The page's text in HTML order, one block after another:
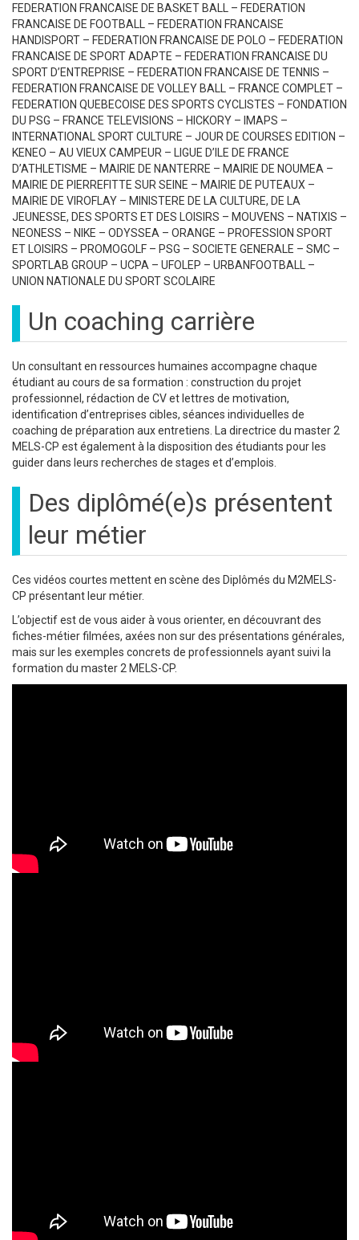
FEDERATION FRANCAISE DE BASKET BALL – FEDERATION
FRANCAISE DE FOOTBALL – FEDERATION FRANCAISE
HANDISPORT – FEDERATION FRANCAISE DE POLO – FEDERATION
FRANCAISE DE SPORT ADAPTE – FEDERATION FRANCAISE DU
SPORT D’ENTREPRISE – FEDERATION FRANCAISE DE TENNIS –
FEDERATION FRANCAISE DE VOLLEY BALL – FRANCE COMPLET –
FEDERATION QUEBECOISE DES SPORTS CYCLISTES – FONDATION
DU PSG – FRANCE TELEVISIONS – HICKORY – IMAPS –
INTERNATIONAL SPORT CULTURE – JOUR DE COURSES EDITION –
KENEO – AU VIEUX CAMPEUR – LIGUE D’ILE DE FRANCE
D’ATHLETISME – MAIRIE DE NANTERRE – MAIRIE DE NOUMEA –
MAIRIE DE PIERREFITTE SUR SEINE – MAIRIE DE PUTEAUX –
MAIRIE DE VIROFLAY – MINISTERE DE LA CULTURE, DE LA
JEUNESSE, DES SPORTS ET DES LOISIRS – MOUVENS – NATIXIS –
NEONESS – NIKE – ODYSSEA – ORANGE – PROFESSION SPORT
ET LOISIRS – PROMOGOLF – PSG – SOCIETE GENERALE – SMC –
SPORTLAB GROUP – UCPA – UFOLEP – URBANFOOTBALL –
UNION NATIONALE DU SPORT SCOLAIRE
Un coaching carrière
Un consultant en ressources humaines accompagne chaque
étudiant au cours de sa formation : construction du projet
professionnel, rédaction de CV et lettres de motivation,
identification d’entreprises cibles, séances individuelles de
coaching de préparation aux entretiens. La directrice du master 2
MELS-CP est également à la disposition des étudiants pour les
guider dans leurs recherches de stages et d’emplois.
Des diplômé(e)s présentent
leur métier
Ces vidéos courtes mettent en scène des Diplômés du M2MELS-
CP présentant leur métier.
L’objectif est de vous aider à vous orienter, en découvrant des
fiches-métier filmées, axées non sur des présentations générales,
mais sur les exemples concrets de professionnels ayant suivi la
formation du master 2 MELS-CP.